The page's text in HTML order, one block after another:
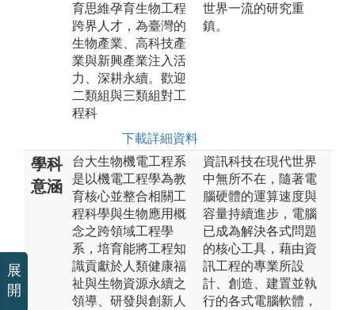
育思維孕育生物工程
跨界人才，為臺灣的
生物產業、高科技產
業與新興產業注入活
力、深耕永續。歡迎
二類組與三類組對工
程科
下載詳細資料
世界一流的研究重
鎮。
學科
意涵
台大生物機電工程系
是以機電工程學為教
育核心並整合相關工
程科學與生物應用概
念之跨領域工程學
系，培育能將工程知
識貢獻於人類健康福
祉與生物資源永續之
領導、研發與創新人
資訊科技在現代世界
中無所不在，隨著電
腦硬體的運算速度與
容量持續進步，電腦
已成為解決各式問題
的核心工具，藉由資
訊工程的專業所設
計、創造、建置並執
行的各式電腦軟體，
展
開